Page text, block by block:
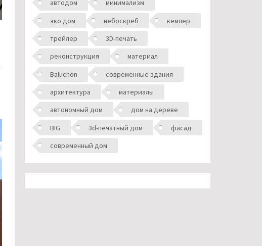
автодом
минимализм
эко дом
небоскреб
кемпер
трейлер
3D-печать
реконструкция
материал
Baluchon
современные здания
архитектура
материалы
автономный дом
дом на дереве
BIG
3d-печатный дом
фасад
современный дом